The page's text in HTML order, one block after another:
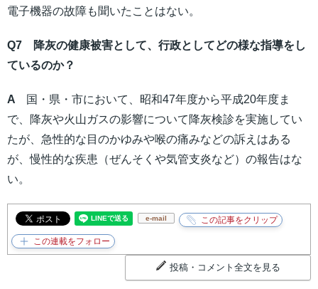
電子機器の故障も聞いたことはない。
Q7 降灰の健康被害として、行政としてどの様な指導をし
ているのか？
A
国・県・市において、昭和47年度から平成20年度ま
で、降灰や火山ガスの影響について降灰検診を実施してい
たが、急性的な目のかゆみや喉の痛みなどの訴えはある
が、慢性的な疾患（ぜんそくや気管支炎など）の報告はな
い。
e-mail
投稿・コメント全文を見る